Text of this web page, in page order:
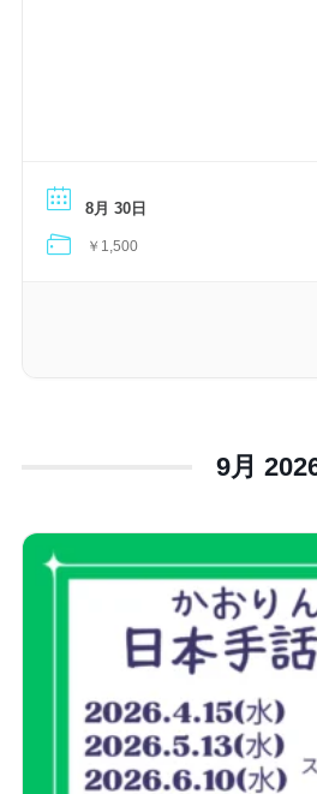
8月 30日
￥1,500
9月